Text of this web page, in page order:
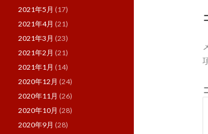
2021年5月 (17)
2021年4月 (21)
2021年3月 (23)
2021年2月 (21)
2021年1月 (14)
2020年12月 (24)
2020年11月 (26)
2020年10月 (28)
2020年9月 (28)